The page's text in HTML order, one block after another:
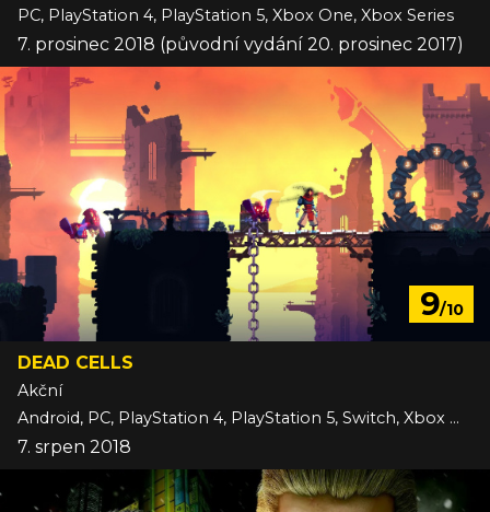
PC, PlayStation 4, PlayStation 5, Xbox One, Xbox Series
7. prosinec 2018 (původní vydání 20. prosinec 2017)
9/10
DEAD CELLS
Akční
Android, PC, PlayStation 4, PlayStation 5, Switch, Xbox One
7. srpen 2018